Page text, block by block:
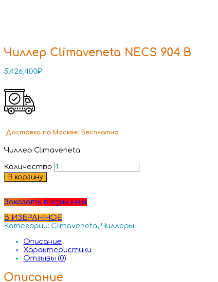
Чиллер Climaveneta NECS 904 B
5,426,400₽
Доставка по Москве: Бесплатно
Чиллер Climaveneta
Количество
В корзину
Заказать в один клик
В ИЗБРАННОЕ
Категории: Climaveneta, Чиллеры
Описание
Характеристики
Отзывы (0)
Описание